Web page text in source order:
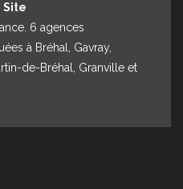
Site
6 agences
à Bréhal, Gavray,
de-Bréhal, Granville et